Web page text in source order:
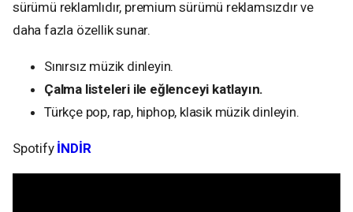
sürümü reklamlıdır, premium sürümü reklamsızdır ve
daha fazla özellik sunar.
Sınırsız müzik dinleyin.
Çalma listeleri ile eğlenceyi katlayın.
Türkçe pop, rap, hiphop, klasik müzik dinleyin.
Spotify İNDİR